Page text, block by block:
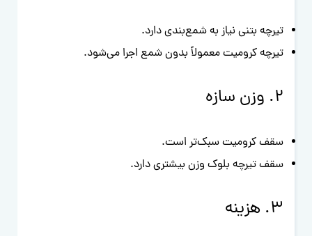
تیرچه بتنی نیاز به شمع‌بندی دارد.
تیرچه کرومیت معمولاً بدون شمع اجرا می‌شود.
۲. وزن سازه
سقف کرومیت سبک‌تر است.
سقف تیرچه بلوک وزن بیشتری دارد.
۳. هزینه